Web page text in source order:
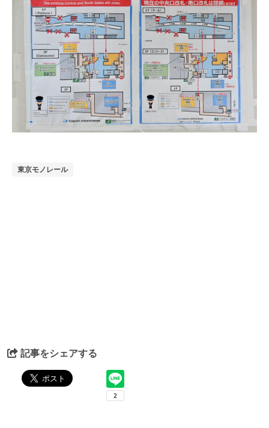
東京モノレール
記事をシェアする